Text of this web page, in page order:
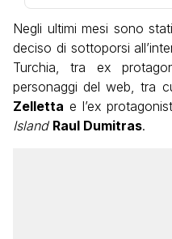
Negli ultimi mesi sono
deciso di sottoporsi
Turchia, tra ex
personaggi del web, tra
Zelletta e l’ex
Island Raul Dumitras.